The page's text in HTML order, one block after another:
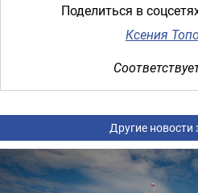
Поделиться в
Ксения
Другие новости